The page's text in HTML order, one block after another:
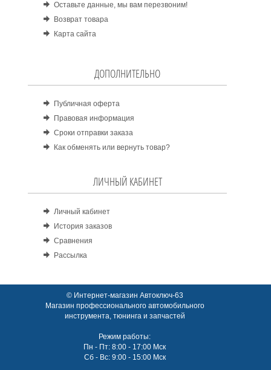
Оставьте данные, мы вам перезвоним!
Возврат товара
Карта сайта
ДОПОЛНИТЕЛЬНО
Публичная оферта
Правовая информация
Сроки отправки заказа
Как обменять или вернуть товар?
ЛИЧНЫЙ КАБИНЕТ
Личный кабинет
История заказов
Сравнения
Рассылка
© Интернет-магазин Автоключ-63
Магазин профессионального автомобильного
инструмента, тюнинга и запчастей
Режим работы:
Пн - Пт: 8:00 - 17:00 Мск
Сб - Вс: 9:00 - 15:00 Мск